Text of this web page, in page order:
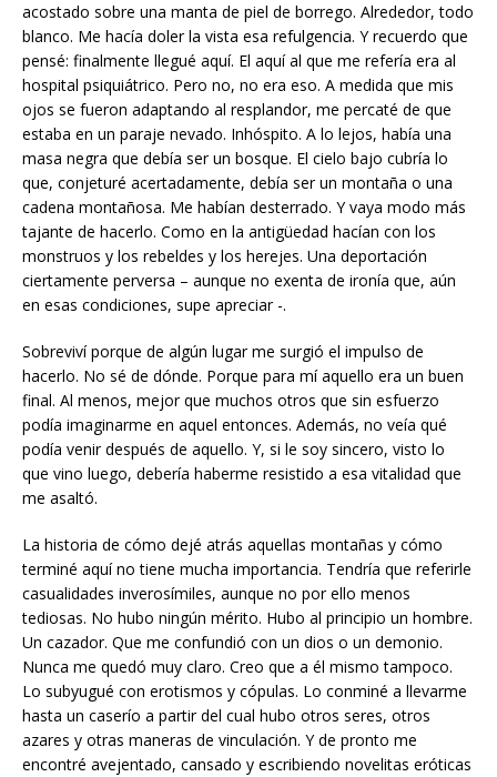
acostado sobre una manta de piel de borrego. Alrededor, todo
blanco. Me hacía doler la vista esa refulgencia. Y recuerdo que
pensé: finalmente llegué aquí. El aquí al que me refería era al
hospital psiquiátrico. Pero no, no era eso. A medida que mis
ojos se fueron adaptando al resplandor, me percaté de que
estaba en un paraje nevado. Inhóspito. A lo lejos, había una
masa negra que debía ser un bosque. El cielo bajo cubría lo
que, conjeturé acertadamente, debía ser un montaña o una
cadena montañosa. Me habían desterrado. Y vaya modo más
tajante de hacerlo. Como en la antigüedad hacían con los
monstruos y los rebeldes y los herejes. Una deportación
ciertamente perversa – aunque no exenta de ironía que, aún
en esas condiciones, supe apreciar -.
Sobreviví porque de algún lugar me surgió el impulso de
hacerlo. No sé de dónde. Porque para mí aquello era un buen
final. Al menos, mejor que muchos otros que sin esfuerzo
podía imaginarme en aquel entonces. Además, no veía qué
podía venir después de aquello. Y, si le soy sincero, visto lo
que vino luego, debería haberme resistido a esa vitalidad que
me asaltó.
La historia de cómo dejé atrás aquellas montañas y cómo
terminé aquí no tiene mucha importancia. Tendría que referirle
casualidades inverosímiles, aunque no por ello menos
tediosas. No hubo ningún mérito. Hubo al principio un hombre.
Un cazador. Que me confundió con un dios o un demonio.
Nunca me quedó muy claro. Creo que a él mismo tampoco.
Lo subyugué con erotismos y cópulas. Lo conminé a llevarme
hasta un caserío a partir del cual hubo otros seres, otros
azares y otras maneras de vinculación. Y de pronto me
encontré avejentado, cansado y escribiendo novelitas eróticas